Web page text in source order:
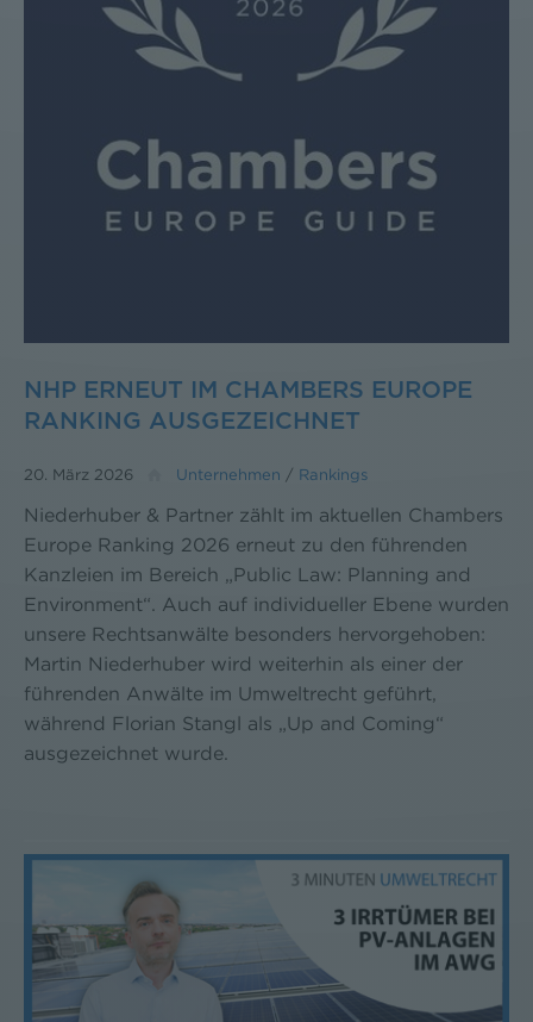
NHP ERNEUT IM CHAMBERS EUROPE
RANKING AUSGEZEICHNET
20. März 2026 Unternehmen / Rankings
Niederhuber & Partner zählt im aktuellen Chambers
Europe Ranking 2026 erneut zu den führenden
Kanzleien im Bereich „Public Law: Planning and
Environment“. Auch auf individueller Ebene wurden
unsere Rechtsanwälte besonders hervorgehoben:
Martin Niederhuber wird weiterhin als einer der
führenden Anwälte im Umweltrecht geführt,
während Florian Stangl als „Up and Coming“
ausgezeichnet wurde.